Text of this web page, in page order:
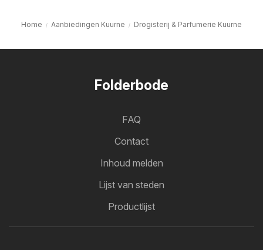
Home Aanbiedingen Kuurne Drogisterij & Parfumerie Kuurne
Folderbode
FAQ
Contact
Inhoud melden
Lijst van steden
Productlijst